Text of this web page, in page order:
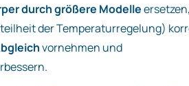
durch größere Modelle
der Temperaturregelung)
vornehmen und